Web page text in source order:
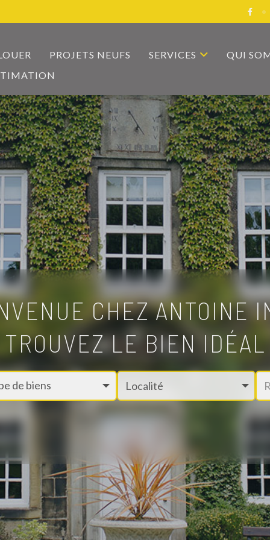
PROJETS NEUFS SERVICES
QUI
CHEZ ANTOINE
TROUVEZ LE BIEN IDÉAL
Localité